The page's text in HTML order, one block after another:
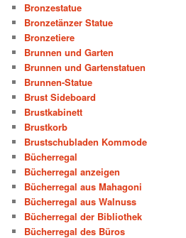
Bronzestatue
Bronzetänzer Statue
Bronzetiere
Brunnen und Garten
Brunnen und Gartenstatuen
Brunnen-Statue
Brust Sideboard
Brustkabinett
Brustkorb
Brustschubladen Kommode
Bücherregal
Bücherregal anzeigen
Bücherregal aus Mahagoni
Bücherregal aus Walnuss
Bücherregal der Bibliothek
Bücherregal des Büros